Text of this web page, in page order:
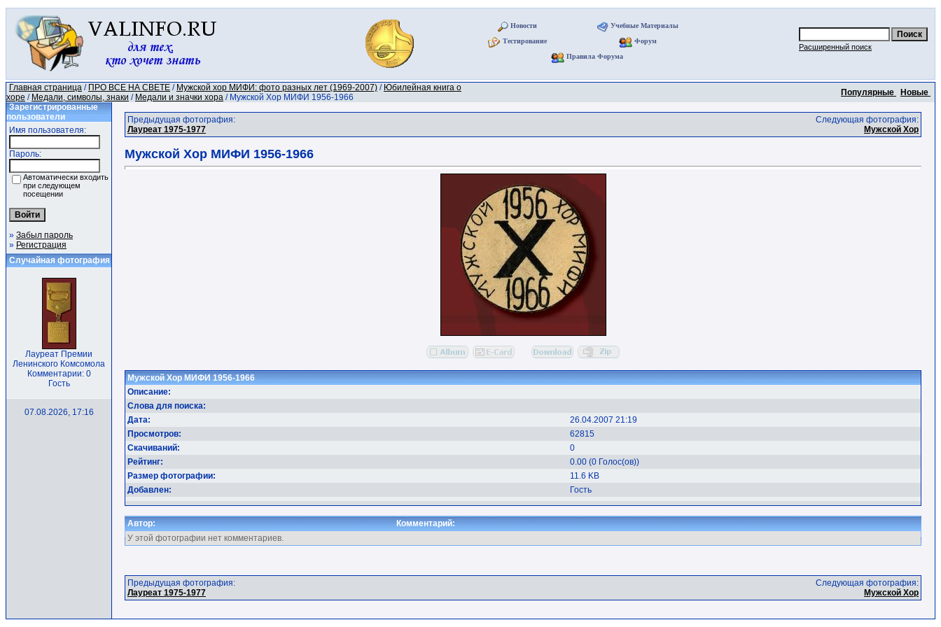
Новости
Учебные Материалы
Тестирование
Форум
Правила Форума
Расширенный поиск
Главная страница / ПРО ВСЕ НА СВЕТЕ / Мужской хор МИФИ: фото разных лет (1969-2007) / Юбилейная книга о
хоре / Медали, символы, знаки / Медали и значки хора / Мужской Хор МИФИ 1956-1966 Популярные
Новые
Зарегистрированные
пользователи
Имя пользователя:
Пароль:
Автоматически входить
при следующем
посещении
» Забыл пароль
» Регистрация
Случайная фотография
Лауреат Премии
Ленинского Комсомола
Комментарии: 0
Гость
07.08.2026, 17:16
Предыдущая фотография:
Лауреат 1975-1977
Следующая фотография:
Мужской Хор
Мужской Хор МИФИ 1956-1966
Мужской Хор МИФИ 1956-1966
Описание:
Слова для поиска:
Дата:
26.04.2007 21:19
Просмотров:
62815
Скачиваний:
0
Рейтинг:
0.00 (0 Голос(ов))
Размер фотографии:
11.6 KB
Добавлен:
Гость
Автор:
Комментарий:
У этой фотографии нет комментариев.
Предыдущая фотография:
Лауреат 1975-1977
Следующая фотография:
Мужской Хор